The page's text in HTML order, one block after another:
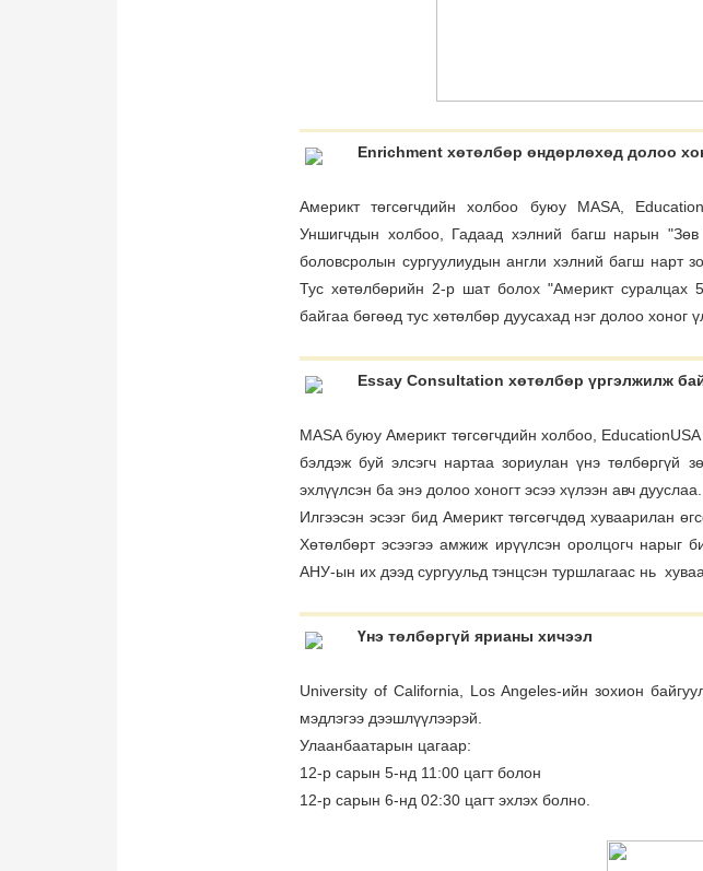
Enrichment хөтөлбөр өндөрлөхөд долоо
Америкт төгсөгчдийн холбоо буюу MASA,
Уншигчдын холбоо, Гадаад хэлний багш нарын
боловсролын сургуулиудын англи хэлний багш нарт
Тус хөтөлбөрийн 2-р шат болох "Америкт суралцах
байгаа бөгөөд тус хөтөлбөр дуусахад нэг долоо хоног
Essay Consultation хөтөлбөр үргэлжилж
MASA буюу Америкт төгсөгчдийн холбоо,
бэлдэж буй элсэгч нартаа зориулан үнэ төлбөргүй
эхлүүлсэн ба энэ долоо хоногт эсээ хүлээн авч дууслаа.
Илгээсэн эсээг бид Америкт төгсөгчдөд хуваарилан
Хөтөлбөрт эсээгээ амжиж ирүүлсэн оролцогч нарыг
АНУ-ын их дээд сургуульд тэнцсэн туршлагаас нь
Үнэ төлбөргүй ярианы хичээл
University of California, Los Angeles-ийн зохион
мэдлэгээ дээшлүүлээрэй.
Улаанбаатарын цагаар:
12-р сарын 5-нд 11:00 цагт болон
12-р сарын 6-нд 02:30 цагт эхлэх болно.